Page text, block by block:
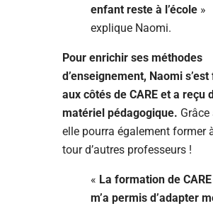
enfant reste à l’école »
explique Naomi.
Pour enrichir ses méthodes
d’enseignement, Naomi
aux côtés de CARE et a reçu
matériel pédagogique. Grâce
elle pourra également former
tour d’autres professeurs !
« La formation de CARE
m’a permis d’adapter